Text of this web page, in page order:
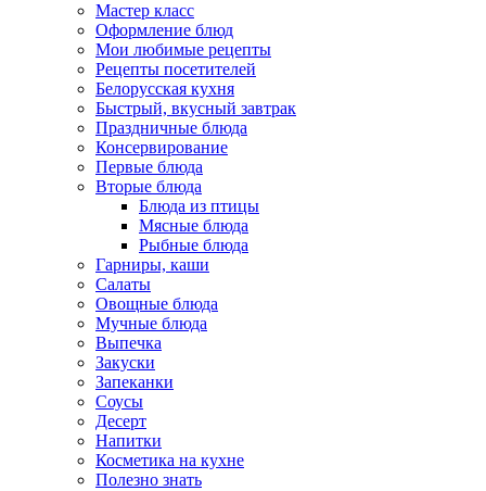
Мастер класс
Оформление блюд
Мои любимые рецепты
Рецепты посетителей
Белорусская кухня
Быстрый, вкусный завтрак
Праздничные блюда
Консервирование
Первые блюда
Вторые блюда
Блюда из птицы
Мясные блюда
Рыбные блюда
Гарниры, каши
Салаты
Овощные блюда
Мучные блюда
Выпечка
Закуски
Запеканки
Соусы
Десерт
Напитки
Косметика на кухне
Полезно знать